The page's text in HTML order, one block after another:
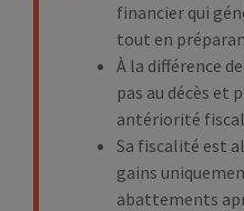
financier qui
tout en
À la différence
pas au décès et
antériorité
Sa fiscalité est
gains
abattements